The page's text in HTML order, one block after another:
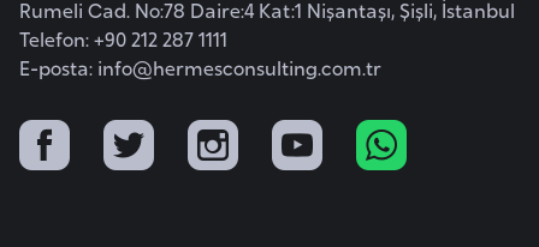
Rumeli Cad. No:78 Daire:4 Kat:1 Nişantaşı, Şişli, İstanbul
Telefon: +90 212 287 1111
E-posta: info@hermesconsulting.com.tr
z
y
i
r